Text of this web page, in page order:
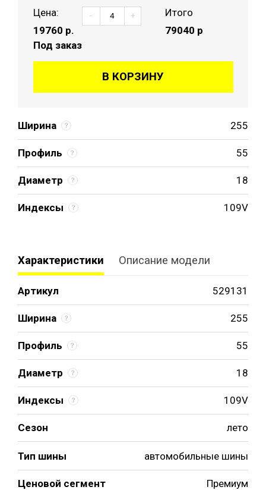
Ширина 255
Профиль 55
Диаметр 18
Индексы 109V
Цена:
19760 р.
Под заказ
- +
Итого
79040 р
В КОРЗИНУ
Характеристики Описание модели
Артикул 529131
Ширина 255
Профиль 55
Диаметр 18
Индексы 109V
Сезон лето
Тип шины автомобильные шины
Ценовой сегмент Премиум